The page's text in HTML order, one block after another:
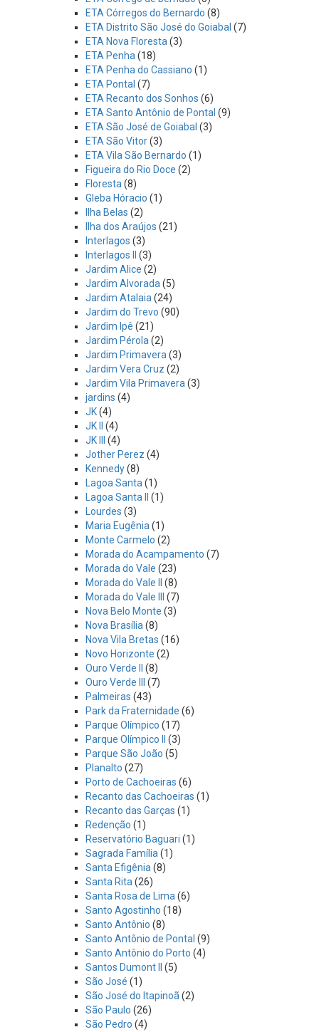
ETA Córregos do Bernardo (8)
ETA Distrito São José do Goiabal (7)
ETA Nova Floresta (3)
ETA Penha (18)
ETA Penha do Cassiano (1)
ETA Pontal (7)
ETA Recanto dos Sonhos (6)
ETA Santo Antônio de Pontal (9)
ETA São José de Goiabal (3)
ETA São Vitor(3)
ETA Vila São Bernardo (1)
Figueira do Rio Doce (2)
Floresta (8)
Gleba Hóracio (1)
Ilha Belas (2)
Ilha dos Araújos (21)
Interlagos (3)
Interlagos II
(3)
Jardim Alice (2)
Jardim Alvorada (5)
Jardim Atalaia (24)
Jardim do Trevo (90)
Jardim Ipê (21)
Jardim Pérola (2)
Jardim Primavera (3)
Jardim Vera Cruz (2)
Jardim Vila Primavera (3)
jardins (4)
JK(4)
JK II
(4)
JK III
(4)
Jother Perez (4)
Kennedy(8)
Lagoa Santa (1)
Lagoa Santa II
(1)
Lourdes (3)
Maria Eugênia (1)
Monte Carmelo (2)
Morada do Acampamento (7)
Morada do Vale (23)
Morada do Vale II
(8)
Morada do Vale III
(7)
Nova Belo Monte (3)
Nova Brasília (8)
Nova Vila Bretas (16)
Novo Horizonte (2)
Ouro Verde II
(8)
Ouro Verde III
(7)
Palmeiras (43)
Park da Fraternidade (6)
Parque Olímpico (17)
Parque Olímpico II
(3)
Parque São João (5)
Planalto (27)
Porto de Cachoeiras (6)
Recanto das Cachoeiras (1)
Recanto das Garças (1)
Redenção (1)
Reservatório Baguari (1)
Sagrada Família (1)
Santa Efigênia (8)
Santa Rita (26)
Santa Rosa de Lima (6)
Santo Agostinho (18)
Santo Antônio (8)
Santo Antônio de Pontal (9)
Santo Antônio do Porto (4)
Santos Dumont II
(5)
São José (1)
São José do Itapinoã (2)
São Paulo (26)
São Pedro (4)